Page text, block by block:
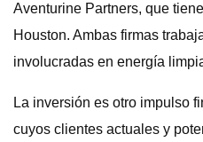
Aventurine Partners, que
Houston. Ambas firmas
involucradas en energía
La inversión es otro impulso
cuyos clientes actuales y